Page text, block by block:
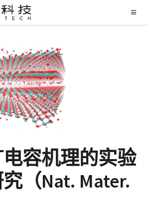
容机理的实验
（Nat. Mater.